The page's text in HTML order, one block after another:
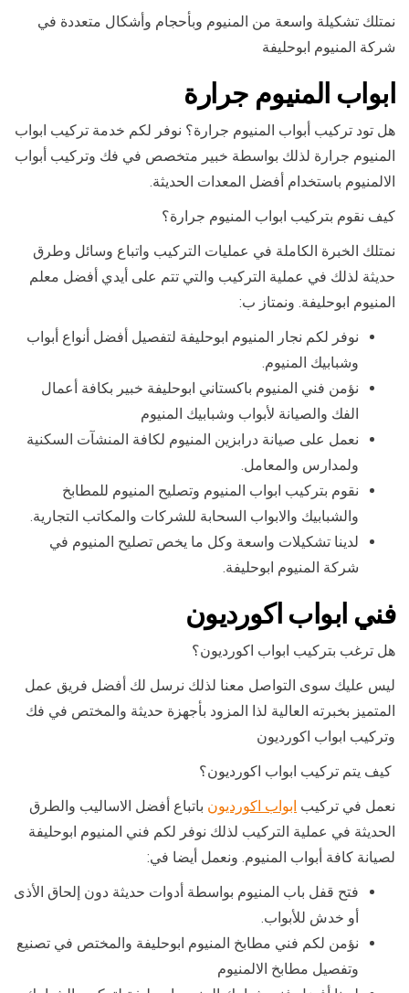
نمتلك تشكيلة واسعة من المنيوم وبأحجام وأشكال متعددة في
شركة المنيوم ابوحليفة
ابواب المنيوم جرارة
هل تود تركيب أبواب المنيوم جرارة؟ نوفر لكم خدمة تركيب ابواب
المنيوم جرارة لذلك بواسطة خبير متخصص في فك وتركيب أبواب
الالمنيوم باستخدام أفضل المعدات الحديثة.
كيف نقوم بتركيب ابواب المنيوم جرارة؟
نمتلك الخبرة الكاملة في عمليات التركيب واتباع وسائل وطرق
حديثة لذلك في عملية التركيب والتي تتم على أيدي أفضل معلم
المنيوم ابوحليفة. ونمتاز ب:
نوفر لكم نجار المنيوم ابوحليفة لتفصيل أفضل أنواع أبواب
وشبابيك المنيوم.
نؤمن فني المنيوم باكستاني ابوحليفة خبير بكافة أعمال
الفك والصيانة لأبواب وشبابيك المنيوم
نعمل على صيانة درابزين المنيوم لكافة المنشآت السكنية
ولمدارس والمعامل.
نقوم بتركيب ابواب المنيوم وتصليح المنيوم للمطابخ
والشبابيك والابواب السحابة للشركات والمكاتب التجارية.
لدينا تشكيلات واسعة وكل ما يخص تصليح المنيوم في
شركة المنيوم ابوحليفة.
فني ابواب اكورديون
هل ترغب بتركيب ابواب اكورديون؟
ليس عليك سوى التواصل معنا لذلك نرسل لك أفضل فريق عمل
المتميز بخبرته العالية لذا المزود بأجهزة حديثة والمختص في فك
وتركيب ابواب اكورديون
كيف يتم تركيب ابواب اكورديون؟
نعمل في تركيب ابواب اكورديون باتباع أفضل الاساليب والطرق
الحديثة في عملية التركيب لذلك نوفر لكم فني المنيوم ابوحليفة
لصيانة كافة أبواب المنيوم. ونعمل أيضا في:
فتح قفل باب المنيوم بواسطة أدوات حديثة دون إلحاق الأذى
أو خدش للأبواب.
نؤمن لكم فني مطابخ المنيوم ابوحليفة والمختص في تصنيع
وتفصيل مطابخ الالمنيوم